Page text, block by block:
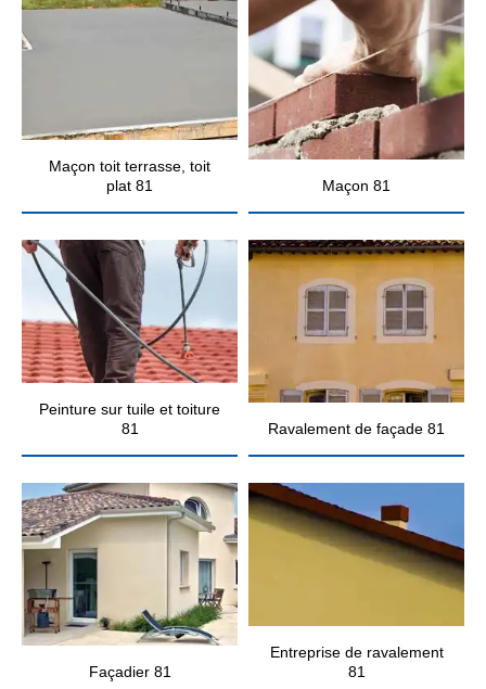
Maçon toit terrasse, toit
plat 81
Maçon 81
Peinture sur tuile et toiture
81
Ravalement de façade 81
Façadier 81
Entreprise de ravalement
81